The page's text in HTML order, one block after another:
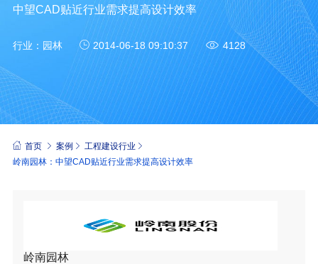
中望CAD贴近行业需求提高设计效率
行业： 园林 2014-06-18 09:10:37 4128
首页 案例
工程建设行业
岭南园林：中望CAD贴近行业需求提高设计效率
岭南园林